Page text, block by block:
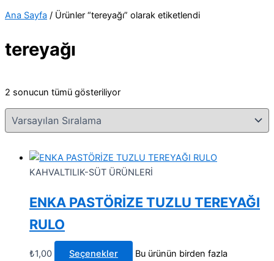
Ana Sayfa / Ürünler “tereyağı” olarak etiketlendi
tereyağı
2 sonucun tümü gösteriliyor
KAHVALTILIK-SÜT ÜRÜNLERİ
ENKA PASTÖRİZE TUZLU TEREYAĞI
RULO
₺1,00 Seçenekler
Bu ürünün birden fazla